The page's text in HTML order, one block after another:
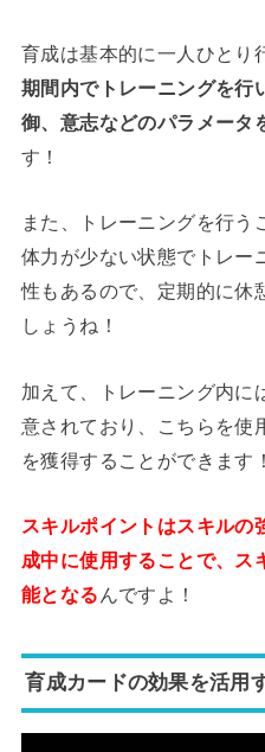
育成は基本的に一人ひとり
期間内でトレーニングを行
御、意志などのパラメータ
す！
また、トレーニングを行う
体力が少ない状態でトレー
性もあるので、定期的に休
しょうね！
加えて、トレーニング内に
意されており、こちらを使
を獲得することができます！
スキルポイントはスキルの
成中に使用することで、ス
能となる んですよ！
育成カードの効果を活用